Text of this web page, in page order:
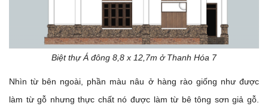
Biệt thự Á đông 8,8 x 12,7m ở Thanh Hóa 7
Nhìn từ bên ngoài, phần màu nâu ở hàng rào giống như được
làm từ gỗ nhưng thực chất nó được làm từ bê tông sơn giả gỗ.